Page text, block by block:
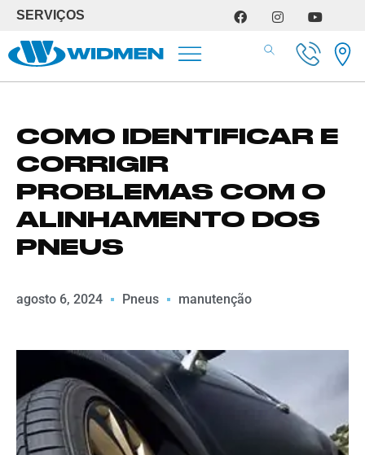
SERVIÇOS
COMO IDENTIFICAR E
CORRIGIR
PROBLEMAS COM O
ALINHAMENTO DOS
PNEUS
agosto 6, 2024 Pneus manutenção